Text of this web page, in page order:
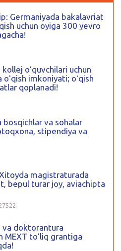
Germaniyada bakalavriat
uchun oyiga 300 yevro
oʻquvchilari uchun
imkoniyati; oʻqish
qoplanadi!
bosqichlar va sohalar
stipendiya va
magistraturada
bepul turar joy, aviachipta
va doktorantura
MEXT toʻliq grantiga